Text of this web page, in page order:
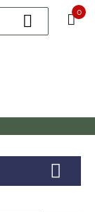
0